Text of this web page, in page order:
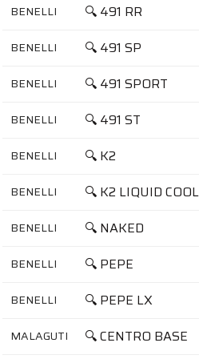
BENELLI 🔍 491 RR
BENELLI 🔍 491 SP
BENELLI 🔍 491 SPORT
BENELLI 🔍 491 ST
BENELLI 🔍 K2
BENELLI 🔍 K2 LIQUID
BENELLI 🔍 NAKED
BENELLI 🔍 PEPE
BENELLI 🔍 PEPE LX
MALAGUTI 🔍 CENTRO BASE